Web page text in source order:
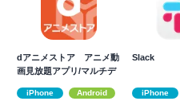
dアニメストア アニメ動
画見放題アプリ/マルチデ
iPhone Android
Slack
iPhone